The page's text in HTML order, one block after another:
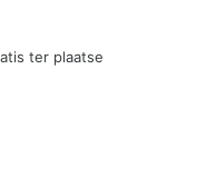
ter plaatse